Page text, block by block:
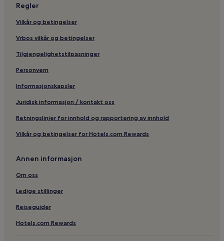
Regler
Vilkår og betingelser
Vrbos vilkår og betingelser
Tilgjengelighetstilpasninger
Personvern
Informasjonskapsler
Juridisk informasjon / kontakt oss
Retningslinjer for innhold og rapportering av innhold
Vilkår og betingelser for Hotels.com Rewards
Annen informasjon
Om oss
Ledige stillinger
Reiseguider
Hotels.com Rewards